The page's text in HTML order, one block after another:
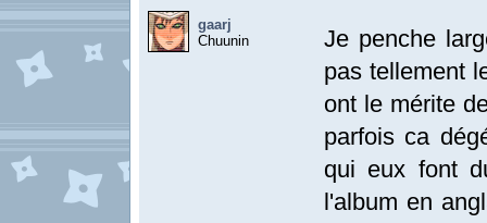
gaarj
Chuunin
Je penche
pas tellement
ont le mérite
parfois ca
qui eux font
l'album en